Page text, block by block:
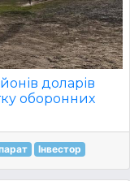
доларів
оборонних
Інвестор